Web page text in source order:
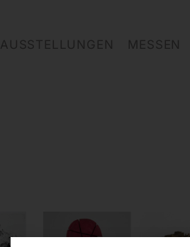
AUSSTELLUNGEN MESSEN